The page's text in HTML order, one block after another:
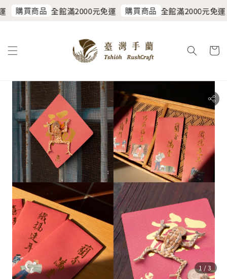
購買商品 全館滿2000元免運 購買商品 全館滿2000元免運
1 /3